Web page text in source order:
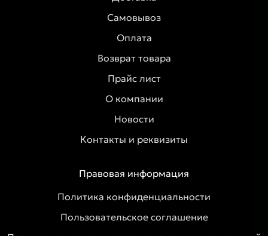
Самовывоз
Оплата
Возврат товара
Прайс лист
О компании
Новости
Контакты и реквизиты
Правовая информация
Политика конфиденциальности
Пользовательское соглашение